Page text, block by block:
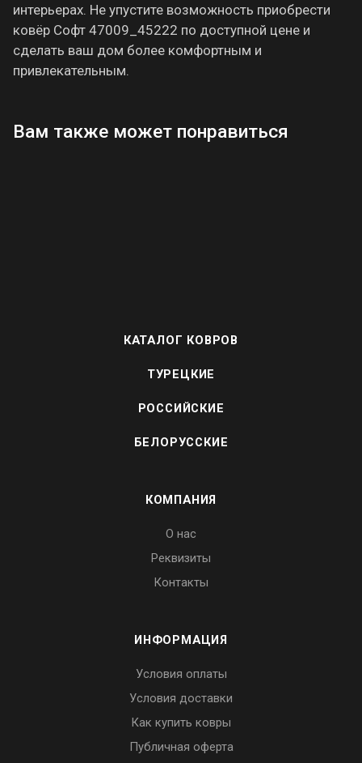
интерьерах. Не упустите возможность приобрести
ковёр Софт 47009_45222 по доступной цене и
сделать ваш дом более комфортным и
привлекательным.
Вам также может понравиться
КАТАЛОГ КОВРОВ
ТУРЕЦКИЕ
РОССИЙСКИЕ
БЕЛОРУССКИЕ
КОМПАНИЯ
О нас
Реквизиты
Контакты
ИНФОРМАЦИЯ
Условия оплаты
Условия доставки
Как купить ковры
Публичная оферта